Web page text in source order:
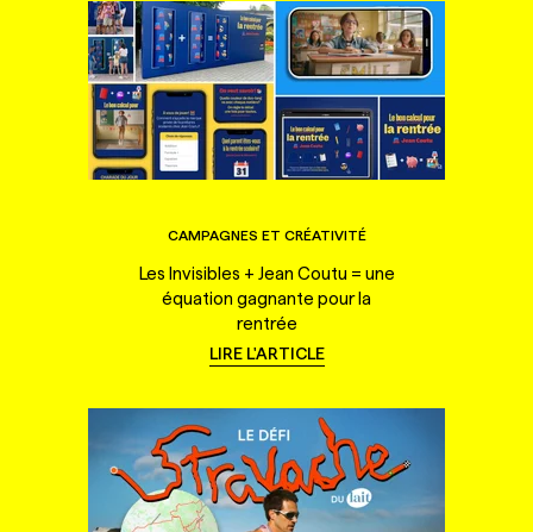
CAMPAGNES ET CRÉATIVITÉ
Les Invisibles + Jean Coutu = une
équation gagnante pour la
rentrée
LIRE L'ARTICLE